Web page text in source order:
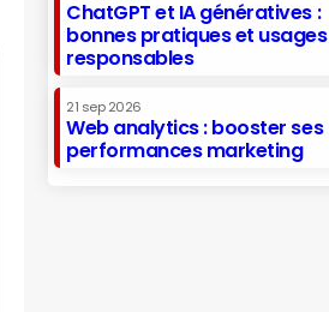
ChatGPT et IA génératives :
bonnes pratiques et usages
responsables
21 sep 2026
Web analytics : booster ses
performances marketing